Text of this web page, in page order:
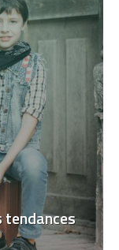
tendances